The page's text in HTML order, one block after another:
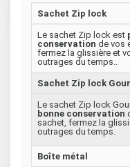
Sachet Zip lock
Le sachet Zip lock est
conservation de vos
fermez la glissière et
outrages du temps..
Sachet Zip lock
Le sachet Zip lock
bonne conservation
sachet, fermez la
outrages du temps.
Boîte métal